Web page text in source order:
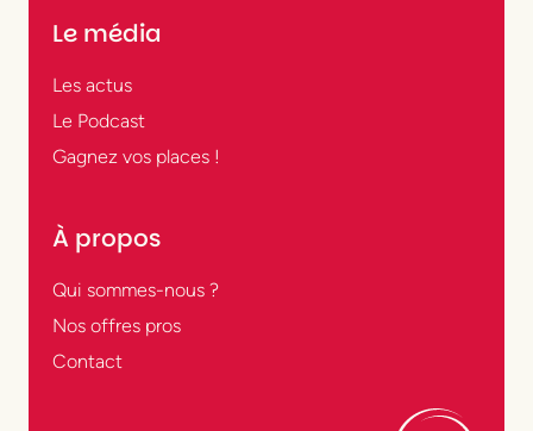
Le média
Les actus
Le Podcast
Gagnez vos places !
À propos
Qui sommes-nous ?
Nos offres pros
Contact